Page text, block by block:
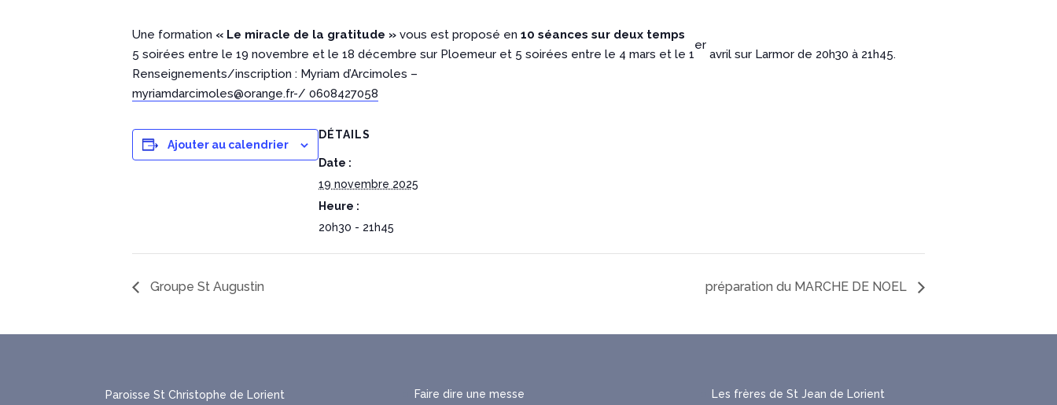
Une formation « Le miracle de la gratitude » vous est proposé en 10 séances sur deux temps
5 soirées entre le 19 novembre et le 18 décembre sur Ploemeur et 5 soirées entre le 4 mars et le 1
er
avril sur Larmor de 20h30 à 21h45.
Renseignements/inscription : Myriam d’Arcimoles –
myriamdarcimoles@orange.fr-/ 0608427058
Ajouter au calendrier
DÉTAILS
Date :
19 novembre 2025
Heure :
20h30 - 21h45
Groupe St Augustin préparation du MARCHE DE NOEL
Paroisse St Christophe de Lorient Faire dire une messe Les frères de St Jean de Lorient